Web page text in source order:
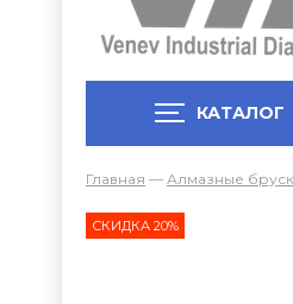
КАТАЛОГ
Главная — Алмазные
СКИДКА 20%